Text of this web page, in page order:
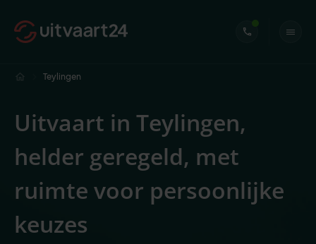
Teylingen
Uitvaart in Teylingen,
helder geregeld, met
ruimte voor persoonlijke
keuzes